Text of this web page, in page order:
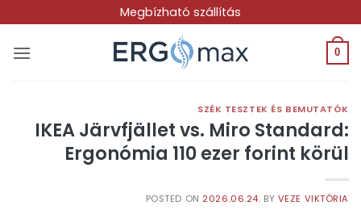
to
content
Megbízható szállítás
0
SZÉK TESZTEK ÉS BEMUTATÓK
IKEA Järvfjället vs. Miro Standard:
Ergonómia 110 ezer forint körül
POSTED ON 2026.06.24. BY VEZE VIKTÓRIA